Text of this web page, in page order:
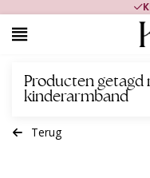
Producten getagd
kinderarmband
Terug